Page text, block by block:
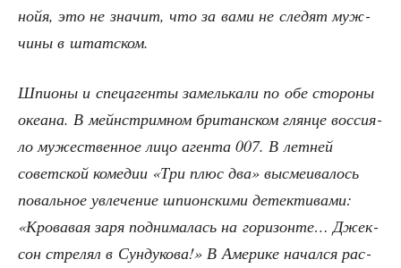
нойя, это не зна­чит, что за вами не сле­дят муж­
чи­ны в штатском.
Шпи­о­ны и спе­ца­ген­ты замель­ка­ли по обе сто­ро­ны
оке­а­на. В мейн­стримном бри­тан­ском глян­це вос­си­я­
ло муже­ствен­ное лицо аген­та 007. В лет­ней
совет­ской коме­дии «Три плюс два» высме­и­ва­лось
поваль­ное увле­че­ние шпи­он­ски­ми детек­ти­ва­ми:
«Кро­ва­вая заря под­ни­ма­лась на гори­зон­те… Джек­
сон стре­лял в Сун­ду­ко­ва!» В Аме­ри­ке начал­ся рас­